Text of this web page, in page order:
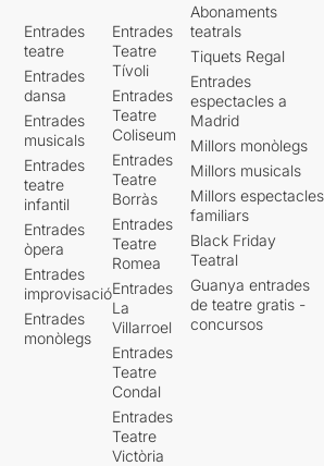
Entrades
teatre
Entrades
dansa
Entrades
musicals
Entrades
teatre
infantil
Entrades
òpera
Entrades
improvisació
Entrades
monòlegs
Entrades
Teatre
Tívoli
Entrades
Teatre
Coliseum
Entrades
Teatre
Borràs
Entrades
Teatre
Romea
Entrades
La
Villarroel
Entrades
Teatre
Condal
Entrades
Teatre
Victòria
Abonaments
teatrals
Tiquets Regal
Entrades
espectacles a
Madrid
Millors monòlegs
Millors musicals
Millors espectacles
familiars
Black Friday
Teatral
Guanya entrades
de teatre gratis -
concursos